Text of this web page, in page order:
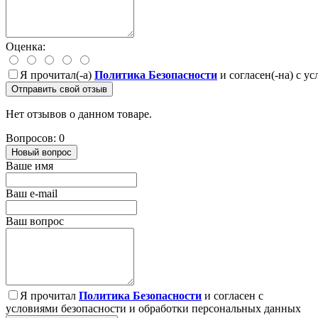
Оценка:
Я прочитал(-а) Политика Безопасности и согласен(-на) с
Отправить свой отзыв
Нет отзывов о данном товаре.
Вопросов: 0
Новый вопрос
Ваше имя
Ваш e-mail
Ваш вопрос
Я прочитал Политика Безопасности и согласен с
условиями безопасности и обработки персональных данных